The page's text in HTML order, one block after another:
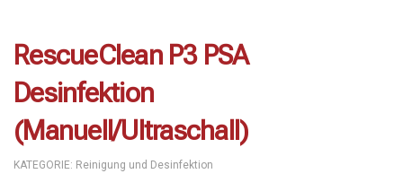
RescueClean P3 PSA
Desinfektion
(manuell/Ultraschall)
KATEGORIE: Reinigung und Desinfektion